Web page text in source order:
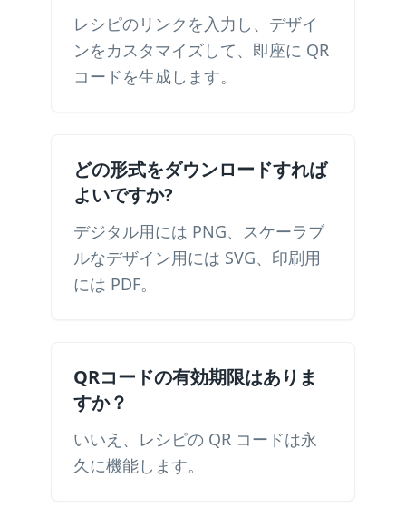
レシピのリンクを入力し、デザイ
ンをカスタマイズして、即座に QR
コードを生成します。
どの形式をダウンロードすれば
よいですか?
デジタル用には PNG、スケーラブ
ルなデザイン用には SVG、印刷用
には PDF。
QRコードの有効期限はありま
すか？
いいえ、レシピの QR コードは永
久に機能します。